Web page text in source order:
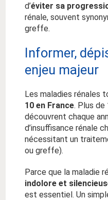
d’éviter sa
rénale, souvent
greffe.
Informer,
enjeu majeur
Les maladies rénales
10 en France. Plus de
découvrent chaque
d’insuffisance rénale
nécessitant un
ou greffe).
Parce que la maladie
indolore et
est essentiel. Un